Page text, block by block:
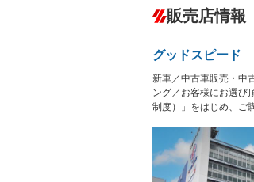
－ ダウンヒルアシス
Bluetooth接続
－ レンタカーアップ
オーディオ：CD
プレイヤー接続可
－
ヘッドライトウォ
ー
－ LEDヘッドランプ
ETC
ランフラットタイ
－ フルフラットシ
販売店情報
グッドスピード
新車／中古車販売・中
ング／お客様にお選び
制度）」をはじめ、ご